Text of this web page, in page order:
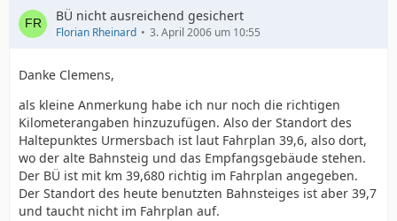
BÜ nicht ausreichend gesichert
Florian Rheinard 3. April 2006 um 10:55
Danke Clemens,
als kleine Anmerkung habe ich nur noch die richtigen
Kilometerangaben hinzuzufügen. Also der Standort des
Haltepunktes Urmersbach ist laut Fahrplan 39,6, also dort,
wo der alte Bahnsteig und das Empfangsgebäude stehen.
Der BÜ ist mit km 39,680 richtig im Fahrplan angegeben.
Der Standort des heute benutzten Bahnsteiges ist aber 39,7
und taucht nicht im Fahrplan auf.